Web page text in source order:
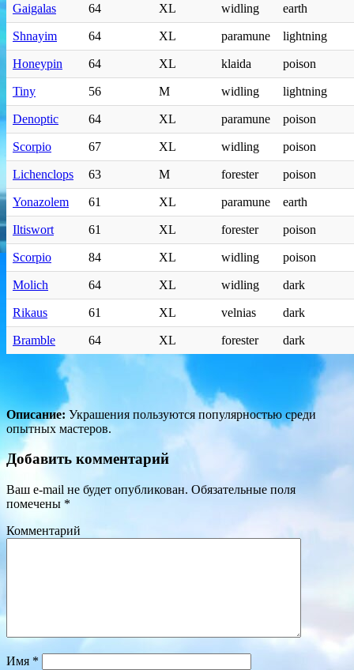
Gaigalas 64 XL widling earth
Shnayim 64 XL paramune lightning
Honeypin 64 XL klaida poison
Tiny 56 M widling lightning
Denoptic 64 XL paramune poison
Scorpio 67 XL widling poison
Lichenclops 63 M forester poison
Yonazolem 61 XL paramune earth
Iltiswort 61 XL forester poison
Scorpio 84 XL widling poison
Molich 64 XL widling dark
Rikaus 61 XL velnias dark
Bramble 64 XL forester dark
Описание: Украшения пользуются популярностью среди
опытных мастеров.
Добавить комментарий
Ваш e-mail не будет опубликован. Обязательные поля
помечены *
Комментарий
Имя *